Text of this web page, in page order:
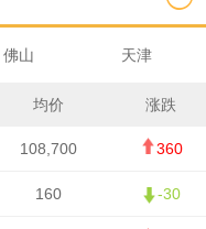
佛山 天津
均价 涨跌
108,700 360
160 -30